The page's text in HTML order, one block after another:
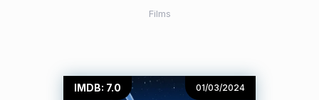
Films
IMDB: 7.0 01/03/2024